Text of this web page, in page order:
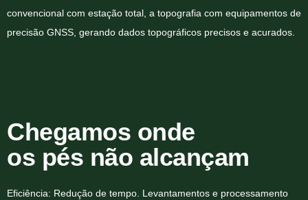
convencional com estação total, a topografia com equipamentos de
precisão GNSS, gerando dados topográficos precisos e acurados.
Chegamos onde
os pés não alcançam
Eficiência: Redução de tempo. Levantamentos e processamento